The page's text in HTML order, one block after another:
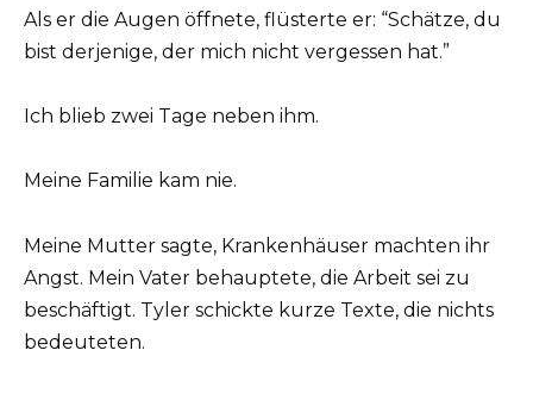
Als er die Augen öffnete, flüsterte er: “Schätze, du
bist derjenige, der mich nicht vergessen hat.”
Ich blieb zwei Tage neben ihm.
Meine Familie kam nie.
Meine Mutter sagte, Krankenhäuser machten ihr
Angst. Mein Vater behauptete, die Arbeit sei zu
beschäftigt. Tyler schickte kurze Texte, die nichts
bedeuteten.